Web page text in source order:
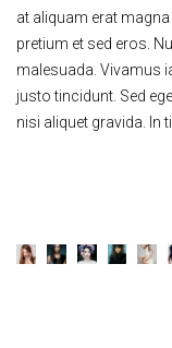
at aliquam erat
pretium et sed eros.
malesuada. Vivamus
justo tincidunt. Sed
nisi aliquet gravida. In